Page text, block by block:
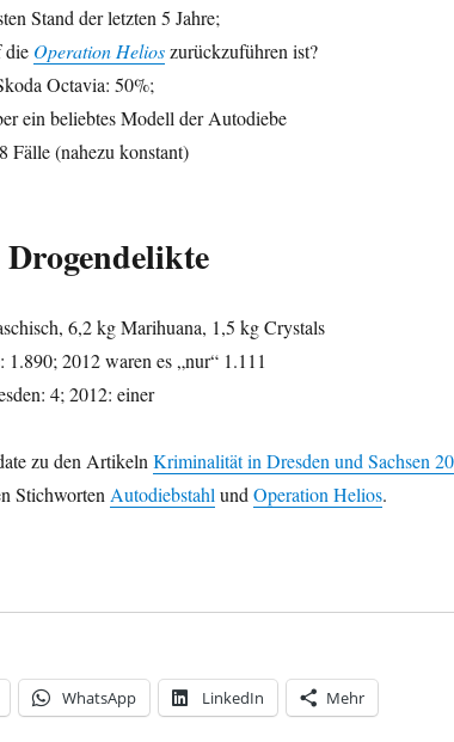
Stand der letzten 5 Jahre;
die Operation Helioszurückzuführen ist?
Octavia: 50%;
ein beliebtes Modell der Autodiebe
Fälle (nahezu konstant)
6,2 kg Marihuana, 1,5 kg Crystals
2012 waren es „nur“ 1.111
4; 2012: einer
zu den Artikeln Kriminalität in Dresden und Sachsen
Stichworten Autodiebstahl und Operation Helios.
WhatsApp LinkedIn Mehr